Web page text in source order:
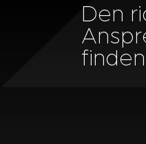
Den
finden